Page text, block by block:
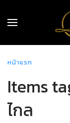
หน้าแรก
Items
ไกล